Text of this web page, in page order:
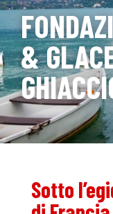
&
Sotto